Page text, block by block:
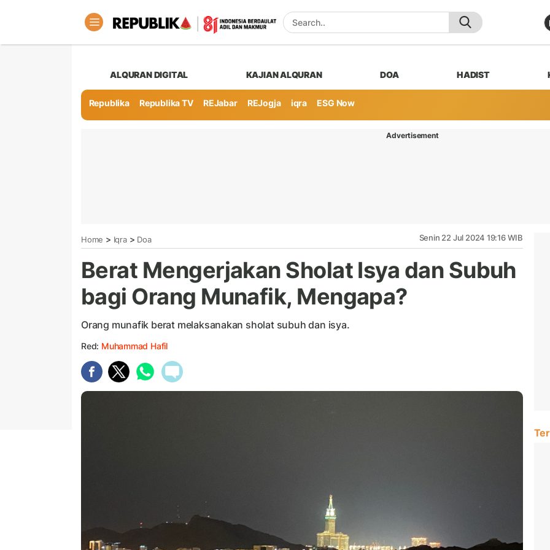
ALQURAN DIGITAL KAJIAN ALQURAN DOA HADIST
Republika Republika TV REJabar REJogja iqra ESG Now
Advertisement
Home > Iqra> Doa Senin 22 Jul 2024 19:16 WIB
Berat Mengerjakan Sholat Isya dan Subuh
bagi Orang Munafik, Mengapa?
Orang munafik berat melaksanakan sholat subuh dan isya.
Red: Muhammad Hafil